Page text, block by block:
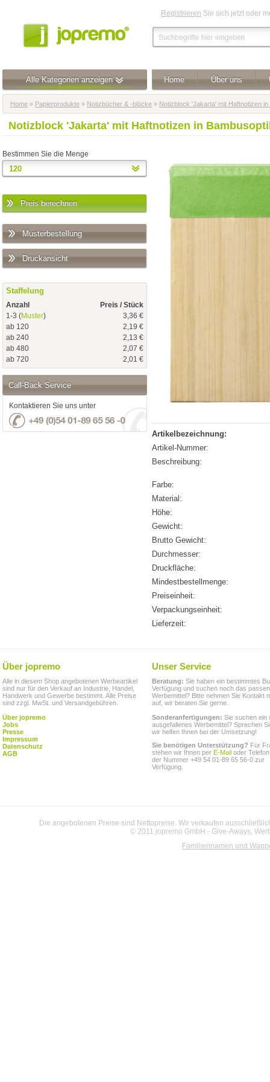
Registrieren Sie sich jetzt oder
Alle Kategorien anzeigen Home Über uns
Home » Papierprodukte » Notizbücher & -blöcke » Notizblock 'Jakarta' mit Haftnotizen
Notizblock 'Jakarta' mit Haftnotizen in
Bestimmen Sie die Menge
Preis berechnen
Musterbestellung
Druckansicht
Staffelung
Anzahl
Preis / Stück
1-3 (Muster)
3,36 €
ab 120
2,19 €
ab 240
2,13 €
ab 480
2,07 €
ab 720
2,01 €
Call-Back Service
Kontaktieren Sie uns unter
Artikelbezeichnung:
Artikel-Nummer:
Beschreibung:
Farbe:
Material:
Höhe:
Gewicht:
Brutto Gewicht:
Durchmesser:
Druckfläche:
Mindestbestellmenge:
Preiseinheit:
Verpackungseinheit:
Lieferzeit:
Über jopremo
Alle in diesem Shop angebotenen Werbeartikel
sind nur für den Verkauf an Industrie, Handel,
Handwerk und Gewerbe bestimmt. Alle Preise
sind zzgl. MwSt. und Versandgebühren.
Über jopremo
Jobs
Presse
Impressum
Datenschutz
AGB
Unser Service
Beratung: Sie haben ein bestimmtes
Verfügung und suchen noch das
Werbemittel? Bitte nehmen Sie Kontakt
auf, wir beraten Sie gerne.
Sonderanfertigungen: Sie suchen ein
ausgefallenes Werbemittel? Sprechen
wir helfen Ihnen bei der Umsetzung!
Sie benötigen Unterstützung? Für
stehen wir Ihnen per E-Mail oder
der Nummer +49 54 01-89 65 56-0 zur
Verfügung.
Die angebotenen Preise sind Nettopreise. Wir verkaufen
© 2011 jopremo GmbH - Give-Aways,
Familiennamen und